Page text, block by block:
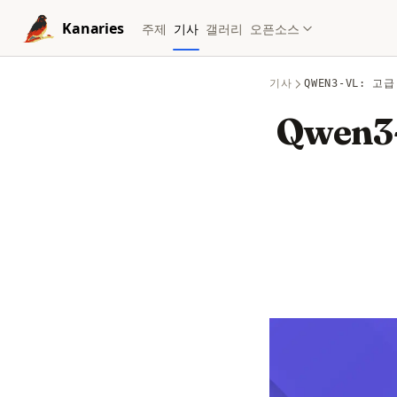
Skip to content
Kanaries
주제 기사 갤러리 오픈소스
기사 QWEN3-VL: 고